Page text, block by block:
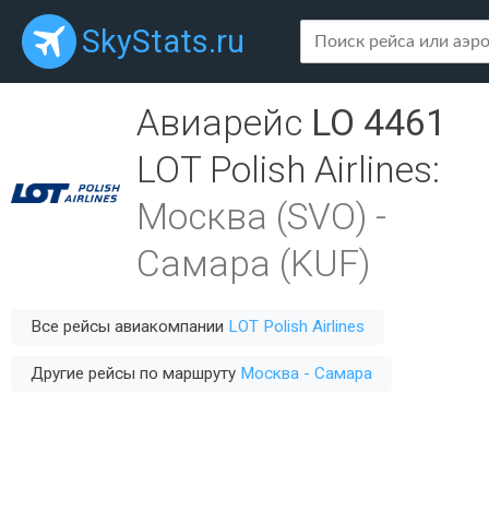
SkyStats.ru
Авиарейс LO 4461
LOT Polish Airlines:
Москва (SVO) -
Самара (KUF)
Все рейсы авиакомпании LOT Polish Airlines
Другие рейсы по маршруту Москва - Самара